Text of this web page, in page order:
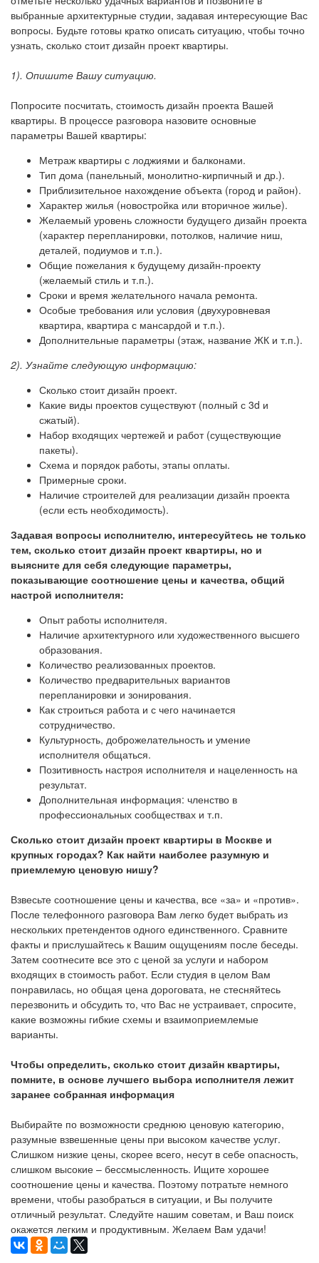
выбранные архитектурные студии, задавая интересующие Вас
вопросы. Будьте готовы кратко описать ситуацию, чтобы точно
узнать, сколько стоит дизайн проект квартиры.
1). Опишите Вашу ситуацию.
Попросите посчитать, стоимость дизайн проекта Вашей
квартиры. В процессе разговора назовите основные
параметры Вашей квартиры:
Метраж квартиры с лоджиями и балконами.
Тип дома (панельный, монолитно-кирпичный и др.).
Приблизительное нахождение объекта (город и район).
Характер жилья (новостройка или вторичное жилье).
Желаемый уровень сложности будущего дизайн проекта
(характер перепланировки, потолков, наличие ниш,
деталей, подиумов и т.п.).
Общие пожелания к будущему дизайн-проекту
(желаемый стиль и т.п.).
Сроки и время желательного начала ремонта.
Особые требования или условия (двухуровневая
квартира, квартира с мансардой и т.п.).
Дополнительные параметры (этаж, название ЖК и т.п.).
2). Узнайте следующую информацию:
Сколько стоит дизайн проект.
Какие виды проектов существуют (полный с 3d и
сжатый).
Набор входящих чертежей и работ (существующие
пакеты).
Схема и порядок работы, этапы оплаты.
Примерные сроки.
Наличие строителей для реализации дизайн проекта
(если есть необходимость).
Задавая вопросы исполнителю, интересуйтесь не только
тем, сколько стоит дизайн проект квартиры, но и
выясните для себя следующие параметры,
показывающие соотношение цены и качества, общий
настрой исполнителя:
Опыт работы исполнителя.
Наличие архитектурного или художественного высшего
образования.
Количество реализованных проектов.
Количество предварительных вариантов
перепланировки и зонирования.
Как строиться работа и с чего начинается
сотрудничество.
Культурность, доброжелательность и умение
исполнителя общаться.
Позитивность настроя исполнителя и нацеленность на
результат.
Дополнительная информация: членство в
профессиональных сообществах и т.п.
Сколько стоит дизайн проект квартиры в Москве и
крупных городах? Как найти наиболее разумную и
приемлемую ценовую нишу?
Взвесьте соотношение цены и качества, все «за» и «против».
После телефонного разговора Вам легко будет выбрать из
нескольких претендентов одного единственного. Сравните
факты и прислушайтесь к Вашим ощущениям после беседы.
Затем соотнесите все это с ценой за услуги и набором
входящих в стоимость работ. Если студия в целом Вам
понравилась, но общая цена дороговата, не стесняйтесь
перезвонить и обсудить то, что Вас не устраивает, спросите,
какие возможны гибкие схемы и взаимоприемлемые
варианты.
Чтобы определить, сколько стоит дизайн квартиры,
помните, в основе лучшего выбора исполнителя лежит
заранее собранная информация
Выбирайте по возможности среднюю ценовую категорию,
разумные взвешенные цены при высоком качестве услуг.
Слишком низкие цены, скорее всего, несут в себе опасность,
слишком высокие – бессмысленность. Ищите хорошее
соотношение цены и качества. Поэтому потратьте немного
времени, чтобы разобраться в ситуации, и Вы получите
отличный результат. Следуйте нашим советам, и Ваш поиск
окажется легким и продуктивным. Желаем Вам удачи!